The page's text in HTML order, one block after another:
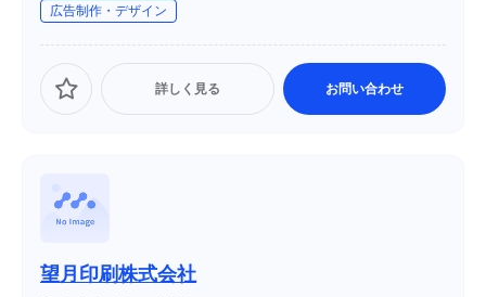
広告制作・デザイン
詳しく見る お問い合わせ
望月印刷株式会社